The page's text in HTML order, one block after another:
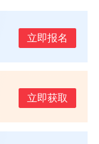
立即报名
立即获取